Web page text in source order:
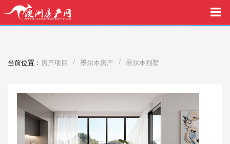
买家中介VIP服务，助您安心购房
当前位置： 房产项目 / 墨尔本房产 / 墨尔本别墅